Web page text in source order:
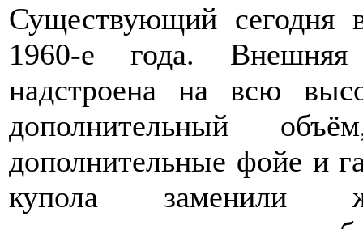
Существующий сегодня
1960-е года. Внешняя
надстроена на всю
дополнительный
дополнительные фойе и
купола заменили